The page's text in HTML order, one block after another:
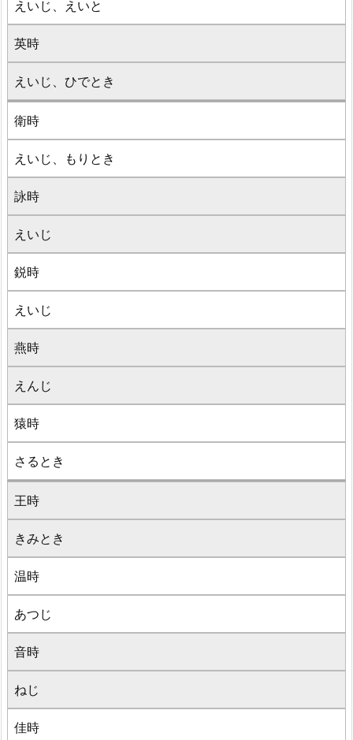
えいじ、えいと
英時
えいじ、ひでとき
衛時
えいじ、もりとき
詠時
えいじ
鋭時
えいじ
燕時
えんじ
猿時
さるとき
王時
きみとき
温時
あつじ
音時
ねじ
佳時